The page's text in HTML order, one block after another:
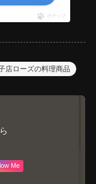
ポチップ
店ローズの料理商品
Me